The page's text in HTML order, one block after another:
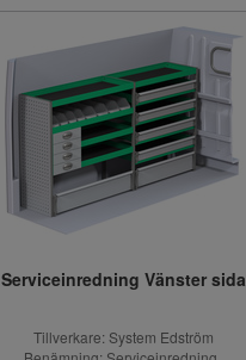
Serviceinredning Vänster sida
Tillverkare: System Edström